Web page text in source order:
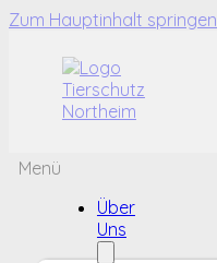
Zum Hauptinhalt springen
Menü
Über
Uns